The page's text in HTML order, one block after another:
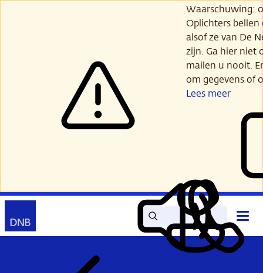
Waarschuwing:
Oplichters
alsof ze van De
zijn. Ga hier niet
mailen u nooit.
om gegevens of
Lees meer
Zoek Lees
voor
Mijn
DNB
Contact